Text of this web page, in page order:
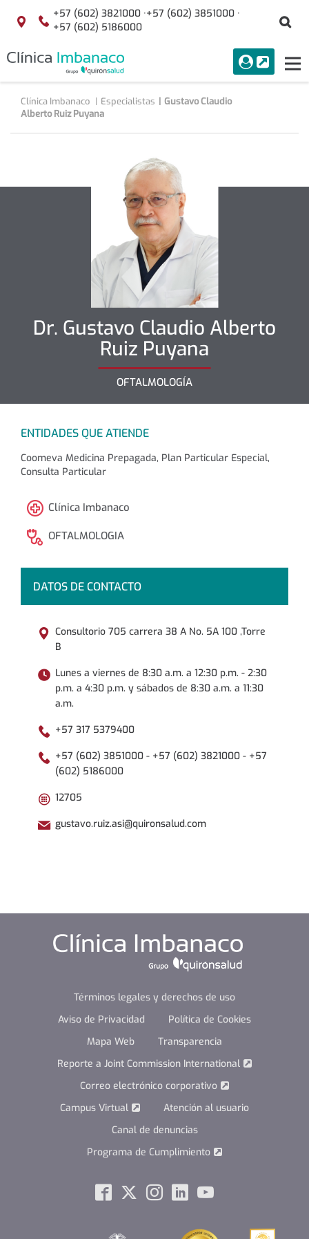
Saltar al contenido
Localización
+57 (602) 3821000 ·+57 (602) 3851000 ·
+57 (602) 5186000
menuAcceso
Buscar
Clínica Imbanaco Especialistas
Gustavo Claudio
Alberto Ruiz Puyana
Dr. Gustavo Claudio Alberto
Ruiz Puyana
OFTALMOLOGÍA
ENTIDADES QUE ATIENDE
Coomeva Medicina Prepagada, Plan Particular Especial,
Consulta Particular
Clínica Imbanaco
OFTALMOLOGIA
DATOS DE CONTACTO
Consultorio 705 carrera 38 A No. 5A 100 ,Torre
B
Lunes a viernes de 8:30 a.m. a 12:30 p.m. - 2:30
p.m. a 4:30 p.m. y sábados de 8:30 a.m. a 11:30
a.m.
+57 317 5379400
+57 (602) 3851000 - +57 (602) 3821000 - +57
(602) 5186000
12705
gustavo.ruiz.asi@quironsalud.com
Términos legales y derechos de uso
Aviso de Privacidad
Política de Cookies
Mapa Web
Transparencia
Reporte a Joint Commission International
Correo electrónico corporativo
Campus Virtual
Atención al usuario
Canal de denuncias
Programa de Cumplimiento